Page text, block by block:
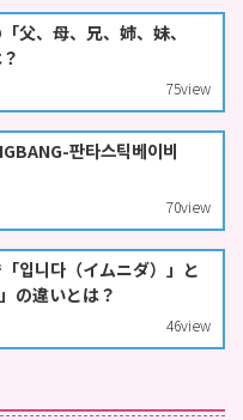
父、母、兄、姉、妹、
75view
판타스틱베이비
70view
입니다（イムニダ）」と
の違いとは？
46view